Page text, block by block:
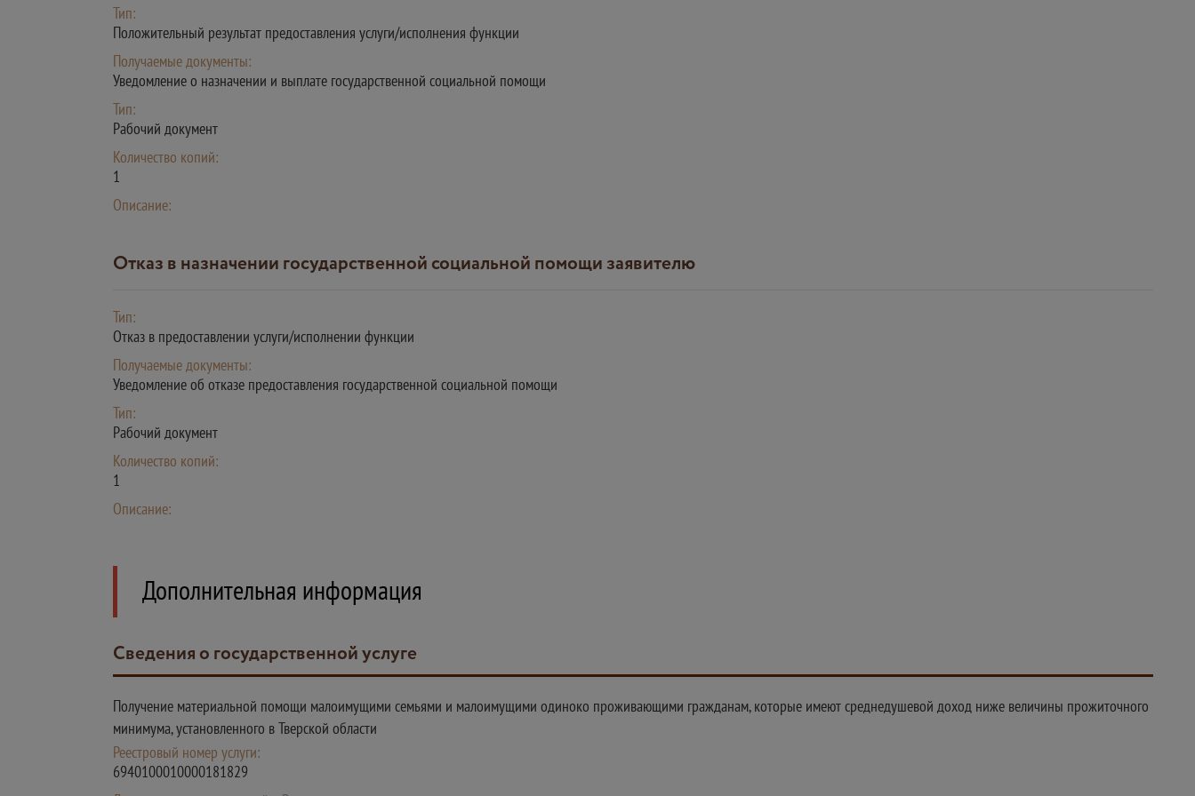
Тип:
Положительный результат предоставления услуги/исполнения функции
Получаемые документы:
Уведомление о назначении и выплате государственной социальной помощи
Тип:
Рабочий документ
Количество копий:
1
Описание:
Отказ в назначении государственной социальной помощи заявителю
Тип:
Отказ в предоставлении услуги/исполнении функции
Получаемые документы:
Уведомление об отказе предоставления государственной социальной помощи
Тип:
Рабочий документ
Количество копий:
1
Описание:
Дополнительная информация
Сведения о государственной услуге
Получение материальной помощи малоимущими семьями и малоимущими одиноко проживающими гражданам, которые имеют среднедушевой доход ниже величины прожиточного
минимума, установленного в Тверской области
Реестровый номер услуги:
6940100010000181829